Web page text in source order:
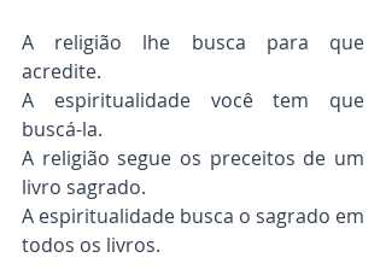
A religião lhe busca para que
acredite.
A espiritualidade você tem que
buscá-la.
A religião segue os preceitos de um
livro sagrado.
A espiritualidade busca o sagrado em
todos os livros.